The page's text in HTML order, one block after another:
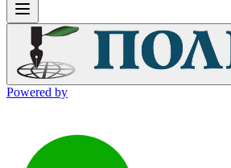
Powered by